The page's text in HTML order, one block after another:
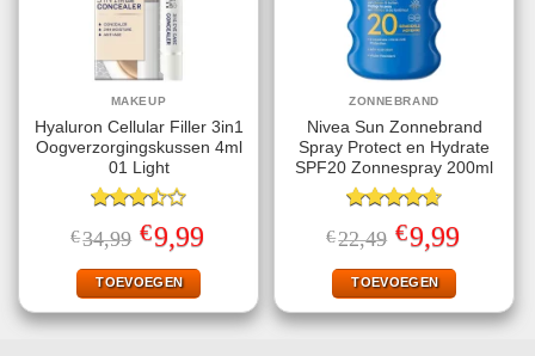
MAKEUP
Hyaluron Cellular Filler 3in1
Oogverzorgingskussen 4ml
01 Light
Gewaardeerd
3.50uit
€34,99 Oorspronkelijke
prijs
was:
€34,99.
€9,99Huidige
prijs
TOEVOEGEN
ZONNEBRAND
Nivea Sun Zonnebrand
Spray Protect en Hydrate
SPF20 Zonnespray 200ml
Gewaardeerd
4.67uit 5
€22,49 Oorspronkelijke
prijs
was:
€22,49.
€9,99Huidige
prijs
TOEVOEGEN